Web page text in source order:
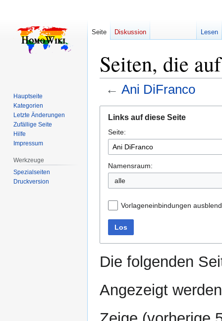
Seiten, die
← Ani DiFranco
Navigation
springen
Suche
springen
Links auf diese Seite
Seite:
Namensraum:
alle
Vorlageneinbindungen
Los
Die folgenden
Angezeigt
Seite Diskussion Lesen
Hauptseite
Kategorien
Letzte Änderungen
Zufällige Seite
Hilfe
Impressum
Werkzeuge
Spezialseiten
Druckversion